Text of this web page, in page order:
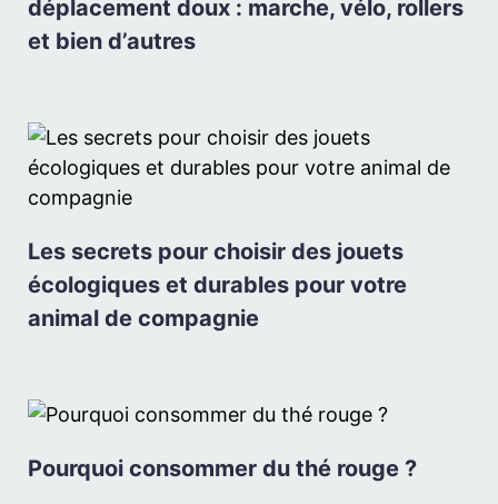
déplacement doux : marche, vélo, rollers
et bien d’autres
Les secrets pour choisir des jouets
écologiques et durables pour votre
animal de compagnie
Pourquoi consommer du thé rouge ?